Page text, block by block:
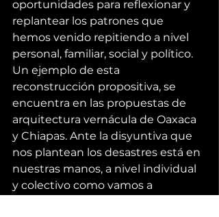
oportunidades para reflexionar y
replantear los patrones que
hemos venido repitiendo a nivel
personal, familiar, social y político.
Un ejemplo de esta
reconstrucción propositiva, se
encuentra en las propuestas de
arquitectura vernácula de Oaxaca
y Chiapas. Ante la disyuntiva que
nos plantean los desastres está en
nuestras manos, a nivel individual
y colectivo como vamos a